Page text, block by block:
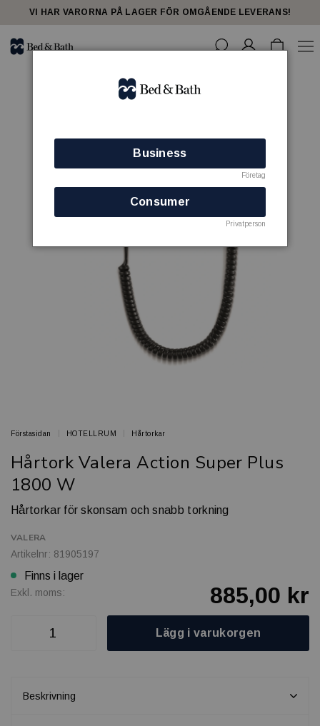
VI HAR VARORNA PÅ LAGER FÖR OMGÅENDE LEVERANS!
Förstasidan HOTELLRUM Hårtorkar
Hårtork Valera Action Super Plus
1800 W
Hårtorkar för skonsam och snabb torkning
VALERA
Artikelnr: 81905197
Finns i lager
Exkl. moms: 885,00 kr
Lägg i varukorgen
Beskrivning
Business
Företag
Consumer
Privatperson